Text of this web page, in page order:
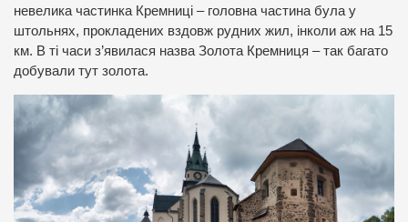
невелика частинка Кремниці – головна частина була у
штольнях, прокладених вздовж рудних жил, інколи аж на 15
км. В ті часи з’явилася назва Золота Кремниця – так багато
добували тут золота.